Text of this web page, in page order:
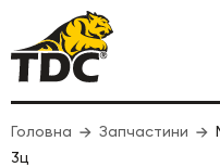
Головна Запчастини
3ц